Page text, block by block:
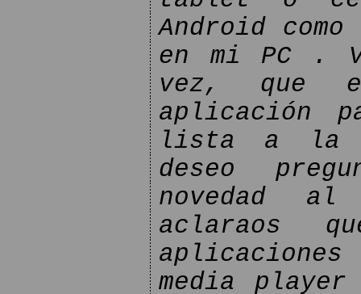
Android
en mi PC .
vez, que
aplicación
lista a la
deseo
novedad al
aclaraos
media